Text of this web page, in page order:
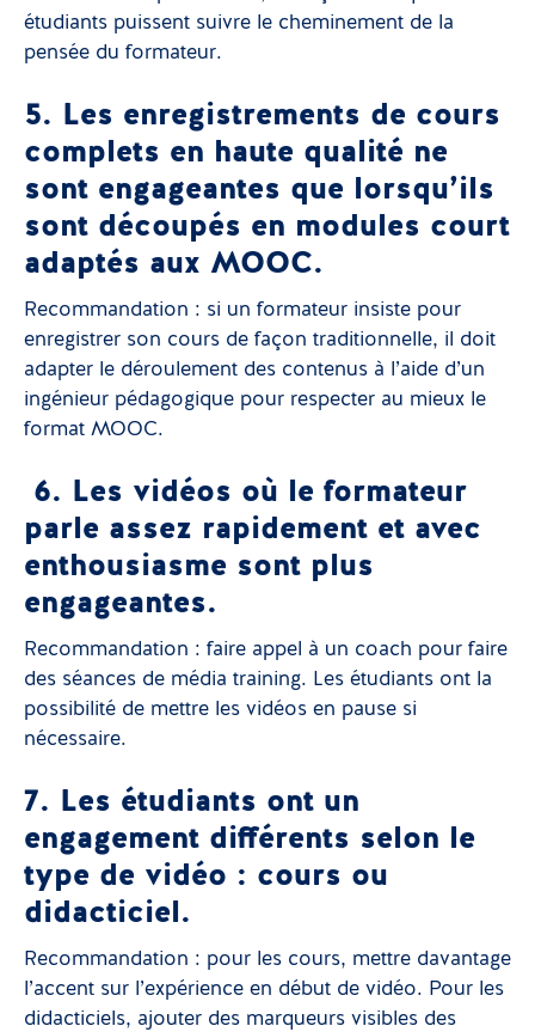
étudiants puissent suivre le cheminement de la
pensée du formateur.
5. Les enregistrements de cours
complets en haute qualité ne
sont engageantes que lorsqu’ils
sont découpés en modules court
adaptés aux MOOC.
Recommandation : si un formateur insiste pour
enregistrer son cours de façon traditionnelle, il doit
adapter le déroulement des contenus à l’aide d’un
ingénieur pédagogique pour respecter au mieux le
format MOOC.
6. Les vidéos où le formateur
parle assez rapidement et avec
enthousiasme sont plus
engageantes.
Recommandation : faire appel à un coach pour faire
des séances de média training. Les étudiants ont la
possibilité de mettre les vidéos en pause si
nécessaire.
7. Les étudiants ont un
engagement différents selon le
type de vidéo : cours ou
didacticiel.
Recommandation : pour les cours, mettre davantage
l’accent sur l’expérience en début de vidéo. Pour les
didacticiels, ajouter des marqueurs visibles des